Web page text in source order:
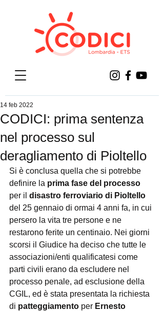
CODICI: prima sentenza
nel processo sul
deragliamento di Pioltello
14 feb 2022
Si è conclusa quella che si potrebbe
definire la prima fase del processo
per il disastro ferroviario di Pioltello
del 25 gennaio di ormai 4 anni fa, in cui
persero la vita tre persone e ne
restarono ferite un centinaio. Nei giorni
scorsi il Giudice ha deciso che tutte le
associazioni/enti qualificatesi come
parti civili erano da escludere nel
processo penale, ad esclusione della
CGIL, ed è stata presentata la richiesta
di patteggiamento per Ernesto